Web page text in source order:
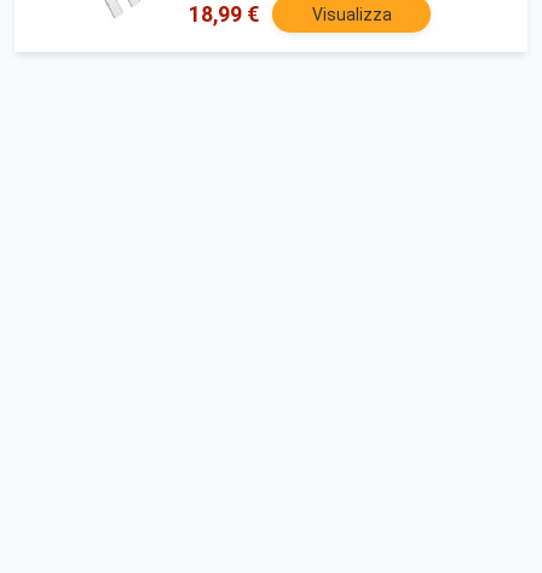
18,99 € Visualizza